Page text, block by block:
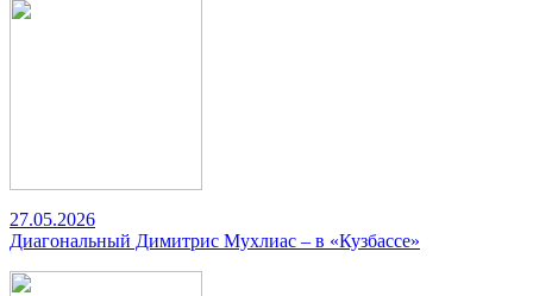
27.05.2026
Диагональный Димитрис Мухлиас – в «Кузбассе»